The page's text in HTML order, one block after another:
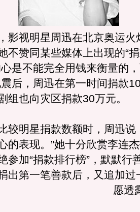
视明星周迅在北京奥运火
不赞同某些媒体上出现的“
是不能完全用钱来衡量的
后，周迅在第一时间捐款
组也向灾区捐款30万元。
明星捐款数额时，周迅说
的表现。”她十分欣赏李连
参加“捐款排行榜”，默默行
出第一笔善款后，又追加过
愿透